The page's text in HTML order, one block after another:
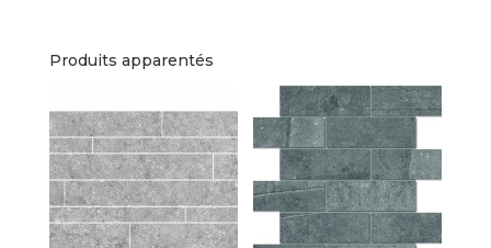
Produits apparentés